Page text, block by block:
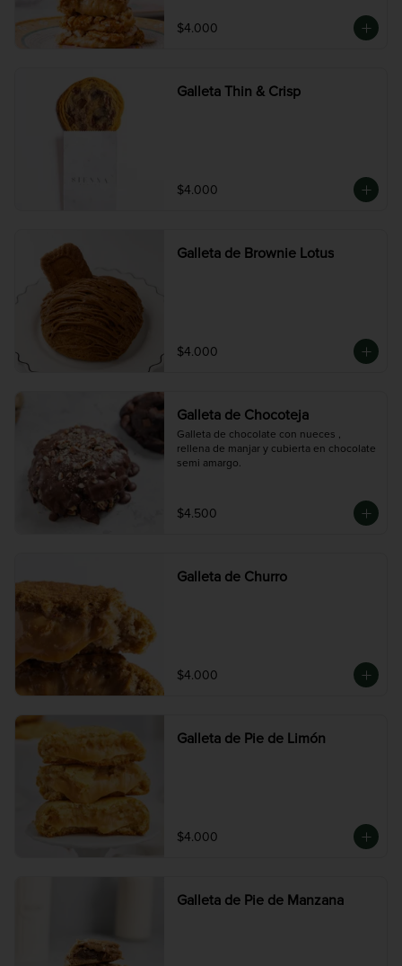
$4.000
Galleta Thin & Crisp
$4.000
Galleta de Brownie Lotus
$4.000
Galleta de Chocoteja
Galleta de chocolate con nueces ,
rellena de manjar y cubierta en chocolate
semi amargo.
$4.500
Galleta de Churro
$4.000
Galleta de Pie de Limón
$4.000
Galleta de Pie de Manzana